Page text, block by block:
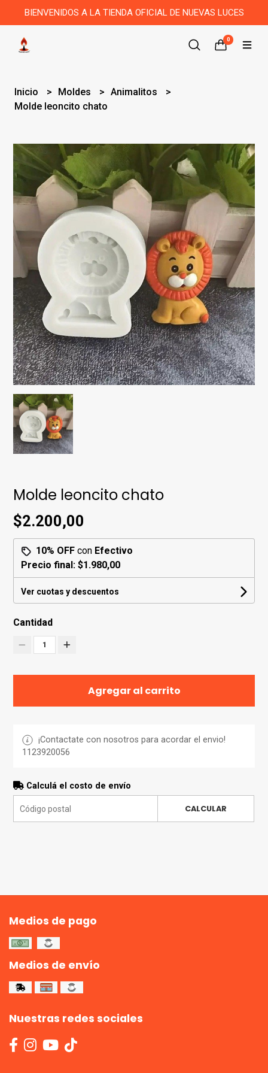
BIENVENIDOS A LA TIENDA OFICIAL DE NUEVAS LUCES
0
Inicio Moldes
Animalitos
Molde leoncito chato
Molde leoncito chato
$2.200,00
10% OFF con Efectivo
Precio final:$1.980,00
Ver cuotas y descuentos
Cantidad
1
Agregar al carrito
¡Contactate con nosotros para acordar el envio!
1123920056
Calculá el costo de envío
CALCULAR
Medios de pago
Medios de envío
Nuestras redes sociales